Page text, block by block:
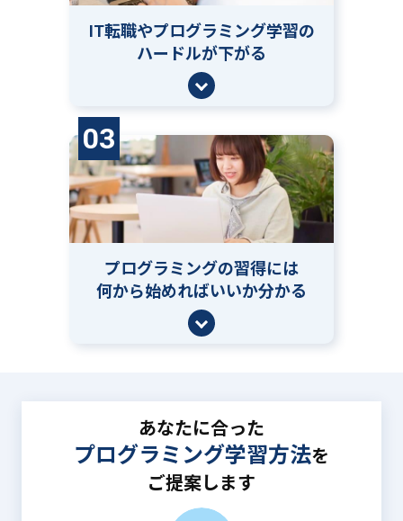
IT転職やプログラミング学習の
ハードルが下がる
03
プログラミングの習得には
何から始めればいいか分かる
あなたに合った
プログラミング学習方法を
ご提案します